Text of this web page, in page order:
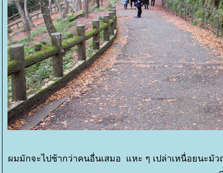
ผมมักจะไปช้ากว่าคนอื่นเสมอ แหะ ๆ เปล่าเหนื่อยนะ